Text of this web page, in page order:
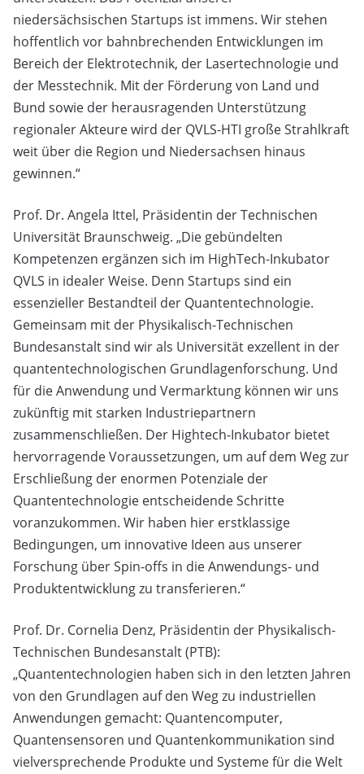
niedersächsischen Startups ist immens. Wir stehen
hoffentlich vor bahnbrechenden Entwicklungen im
Bereich der Elektrotechnik, der Lasertechnologie und
der Messtechnik. Mit der Förderung von Land und
Bund sowie der herausragenden Unterstützung
regionaler Akteure wird der QVLS-HTI große Strahlkraft
weit über die Region und Niedersachsen hinaus
gewinnen.“
Prof. Dr. Angela Ittel, Präsidentin der Technischen
Universität Braunschweig. „Die gebündelten
Kompetenzen ergänzen sich im HighTech-Inkubator
QVLS in idealer Weise. Denn Startups sind ein
essenzieller Bestandteil der Quantentechnologie.
Gemeinsam mit der Physikalisch-Technischen
Bundesanstalt sind wir als Universität exzellent in der
quantentechnologischen Grundlagenforschung. Und
für die Anwendung und Vermarktung können wir uns
zukünftig mit starken Industriepartnern
zusammenschließen. Der Hightech-Inkubator bietet
hervorragende Voraussetzungen, um auf dem Weg zur
Erschließung der enormen Potenziale der
Quantentechnologie entscheidende Schritte
voranzukommen. Wir haben hier erstklassige
Bedingungen, um innovative Ideen aus unserer
Forschung über Spin-offs in die Anwendungs- und
Produktentwicklung zu transferieren.“
Prof. Dr. Cornelia Denz, Präsidentin der Physikalisch-
Technischen Bundesanstalt (PTB):
„Quantentechnologien haben sich in den letzten Jahren
von den Grundlagen auf den Weg zu industriellen
Anwendungen gemacht: Quantencomputer,
Quantensensoren und Quantenkommunikation sind
vielversprechende Produkte und Systeme für die Welt